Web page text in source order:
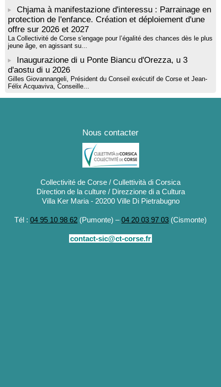
Chjama à manifestazione d'interessu : Parrainage en
protection de l'enfance. Création et déploiement d'une
offre sur 2026 et 2027
La Collectivité de Corse s'engage pour l’égalité des chances dès le plus
jeune âge, en agissant su...
Inaugurazione di u Ponte Biancu d'Orezza, u 3
d'aostu di u 2026
Gilles Giovannangeli, Président du Conseil exécutif de Corse et Jean-
Félix Acquaviva, Conseille...
Nous contacter
Collectivité de Corse / Cullettività di Corsica
Direction de la culture / Direzzione di a Cultura
Villa Ker Maria - 20200 Ville Di Pietrabugno
Tél : 04 95 10 98 62 (Pumonte) –04 20 03 97 03 (Cismonte)
contact-sic@ct-corse.fr